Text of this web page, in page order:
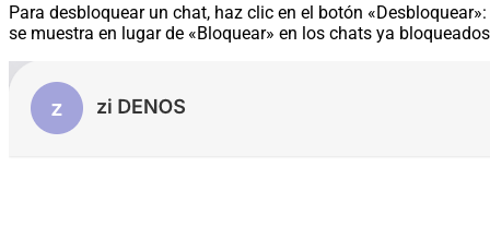
Para desbloquear un chat, haz clic en el botón «Desbloquear»:
se muestra en lugar de «Bloquear» en los chats ya